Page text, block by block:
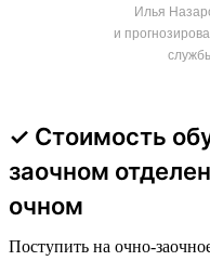
Илья
и
✓ Стоимость
заочном
очном
Поступить на очно-